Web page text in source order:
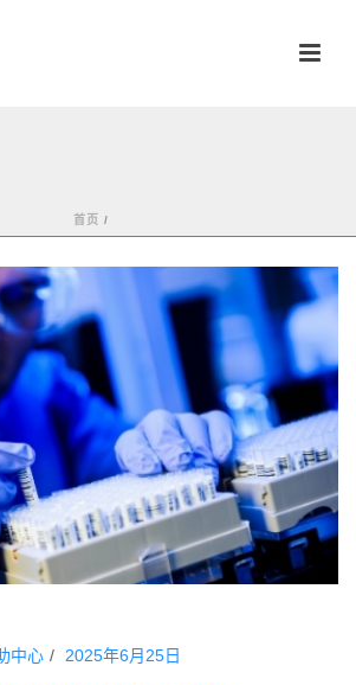
首页 /
中心 2025年6月25日